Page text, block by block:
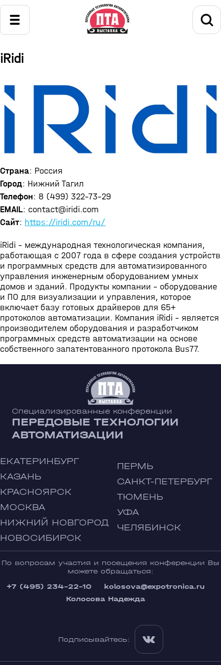
iRidi
Страна: Россия
Город: Нижний Тагил
Телефон: 8 (499) 322-73-29
EMAIL: contact@iridi.com
Сайт: https://iridi.com/ru/
iRidi - международная технологическая компания,
работающая с 2007 года в сфере создания устройств
и программных средств для автоматизированного
управления инженерным оборудованием умных
домов и зданий. Продукты компании - оборудование
и ПО для визуализации и управления, которое
включает базу готовых драйверов для 65+
протоколов автоматизации. Компания iRidi - является
производителем оборудования и разработчиком
программных средств автоматизации на основе
собственного запатентованного протокола Bus77.
Специализированные конференции
ПЕРЕДОВЫЕ ТЕХНОЛОГИИ
АВТОМАТИЗАЦИИ
ЕКАТЕРИНБУРГ
КАЗАНЬ
КРАСНОЯРСК
МОСКВА
НИЖНИЙ НОВГОРОД
НОВОСИБИРСК
ПЕРМЬ
САНКТ-ПЕТЕРБУРГ
ТЮМЕНЬ
УФА
ЧЕЛЯБИНСК
По вопросам участия и посещения конференции Вы
можете обращаться:
+7 (495) 234-22-10
kolosova@expotronica.ru
Колосова Надежда
Подписывайтесь: